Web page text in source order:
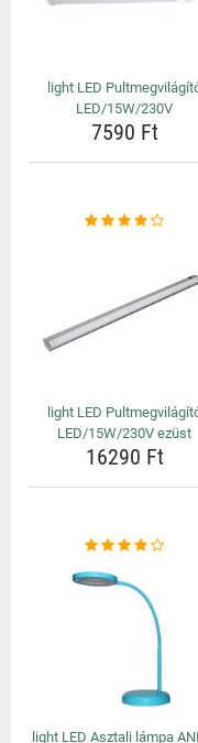
light LED
LED/15W/230V
7590 Ft
light LED
LED/15W/230V ezüst
16290 Ft
light LED Asztali lámpa